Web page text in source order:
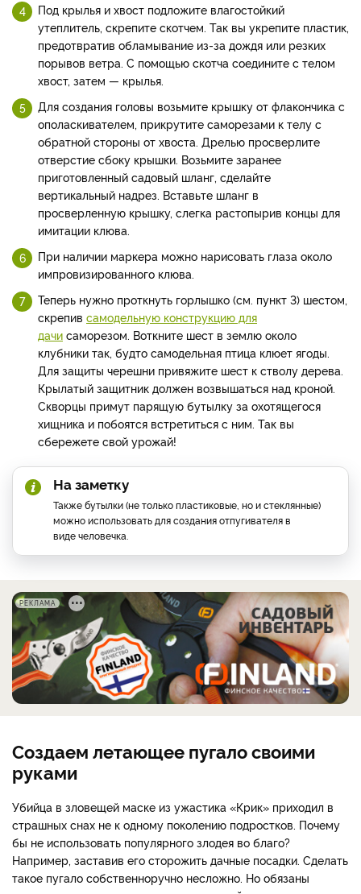
Под крылья и хвост подложите влагостойкий
утеплитель, скрепите скотчем. Так вы укрепите пластик,
предотвратив обламывание из-за дождя или резких
порывов ветра. С помощью скотча соедините с телом
хвост, затем — крылья.
Для создания головы возьмите крышку от флакончика с
ополаскивателем, прикрутите саморезами к телу с
обратной стороны от хвоста. Дрелью просверлите
отверстие сбоку крышки. Возьмите заранее
приготовленный садовый шланг, сделайте
вертикальный надрез. Вставьте шланг в
просверленную крышку, слегка растопырив концы для
имитации клюва.
При наличии маркера можно нарисовать глаза около
импровизированного клюва.
Теперь нужно проткнуть горлышко (см. пункт 3) шестом,
скрепив самодельную конструкцию для
дачи саморезом. Воткните шест в землю около
клубники так, будто самодельная птица клюет ягоды.
Для защиты черешни привяжите шест к стволу дерева.
Крылатый защитник должен возвышаться над кроной.
Скворцы примут парящую бутылку за охотящегося
хищника и побоятся встретиться с ним. Так вы
сбережете свой урожай!
На заметку
Также бутылки (не только пластиковые, но и стеклянные)
можно использовать для создания отпугивателя в
виде человечка.
РЕКЛАМА
Создаем летающее пугало своими
руками
Убийца в зловещей маске из ужастика «Крик» приходил в
страшных снах не к одному поколению подростков. Почему
бы не использовать популярного злодея во благо?
Например, заставив его сторожить дачные посадки. Сделать
такое пугало собственноручно несложно. Но обязаны